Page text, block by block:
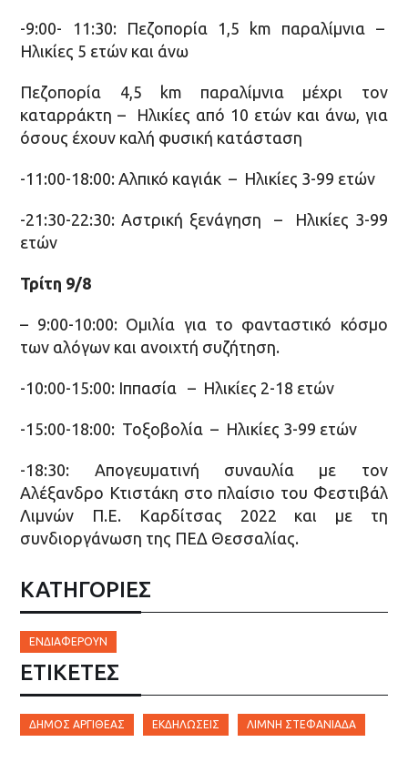
-9:00- 11:30: Πεζοπορία 1,5 km παραλίμνια –
Ηλικίες 5 ετών και άνω
Πεζοπορία 4,5 km παραλίμνια μέχρι τον
καταρράκτη – Ηλικίες από 10 ετών και άνω, για
όσους έχουν καλή φυσική κατάσταση
-11:00-18:00: Αλπικό καγιάκ – Ηλικίες 3-99 ετών
-21:30-22:30: Αστρική ξενάγηση – Ηλικίες 3-99
ετών
Τρίτη 9/8
– 9:00-10:00: Ομιλία για το φανταστικό κόσμο
των αλόγων και ανοιχτή συζήτηση.
-10:00-15:00: Ιππασία – Ηλικίες 2-18 ετών
-15:00-18:00: Τοξοβολία – Ηλικίες 3-99 ετών
-18:30: Απογευματινή συναυλία με τον
Αλέξανδρο Κτιστάκη στο πλαίσιο του Φεστιβάλ
Λιμνών Π.Ε. Καρδίτσας 2022 και με τη
συνδιοργάνωση της ΠΕΔ Θεσσαλίας.
ΚΑΤΗΓΟΡΙΕΣ
ΕΝΔΙΑΦΈΡΟΥΝ
ΕΤΙΚΈΤΕΣ
ΔΉΜΟΣ ΑΡΓΙΘΈΑΣ ΕΚΔΗΛΏΣΕΙΣ ΛΊΜΝΗ ΣΤΕΦΑΝΙΆΔΑ